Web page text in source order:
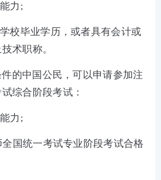
力;
校毕业学历，或者具有会计或
术职称。
的中国公民，可以申请参加注
综合阶段考试：
力;
国统一考试专业阶段考试合格